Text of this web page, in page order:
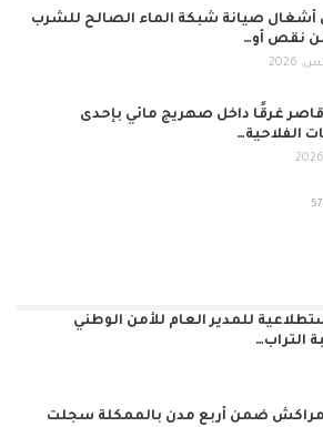
أشغال صيانة شبكة الماء الصالح للشرب
نقص أو…
غرقًا داخل صهريج مائي بإحدى
الفلاحية…
للمدير العام للأمن الوطني
التراب…
: مراكش ضمن أربع مدن بالممكلة سجلت